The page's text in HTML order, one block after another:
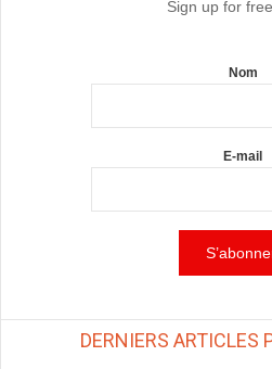
Sign up for
Nom
E-mail
DERNIERS ARTICLES